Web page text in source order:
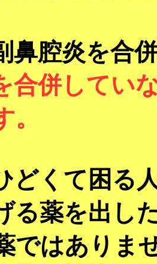
鼻腔炎を合
合併してい
くて困る
る薬を出し
ではありま